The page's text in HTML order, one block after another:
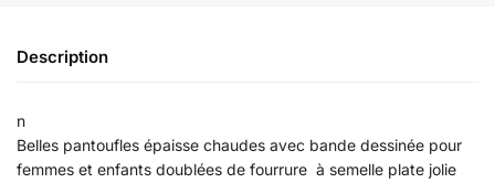
Description
n
Belles pantoufles épaisse chaudes avec bande dessinée pour
femmes et enfants doublées de fourrure à semelle plate jolie